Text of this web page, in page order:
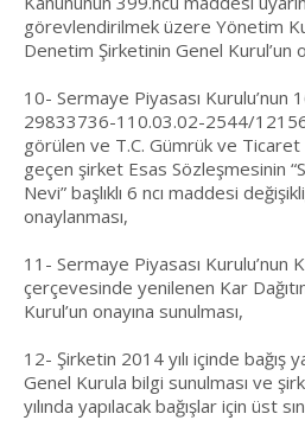
görevlendirilmek üzere Yönetim
Denetim Şirketinin Genel Kurul’un
10- Sermaye Piyasası
29833736-110.03.02-2544/12156
görülen ve T.C. Gümrük ve Ticaret
geçen şirket Esas Sözleşmesinin
Nevi” başlıklı 6 ncı maddesi
onaylanması,
11- Sermaye Piyasası Kurulu’nun
çerçevesinde yenilenen Kar
Kurul’un onayına sunulması,
12- Şirketin 2014 yılı içinde bağış
Genel Kurula bilgi sunulması ve
yılında yapılacak bağışlar için üst